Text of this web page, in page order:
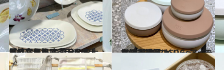
2022.8.9
洗練されたアイテムを手ごろな価格で 暮らしを上質に変える 台湾発のおしゃれな日用品ブランド
旅＆お出かけ 2021.2.19
台湾で話題のSDGsアイテム11選 スタイリッシュで機能も秀逸！
旅＆お出かけ